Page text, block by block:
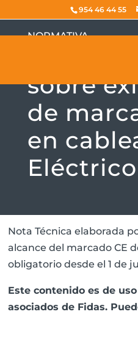
954 46 44 55
NORMATIVA
sobre
de
en
Eléctrico
Nota Técnica elaborada
alcance del marcado CE
obligatorio desde el 1 de
Este contenido es de
asociados de Fidas.